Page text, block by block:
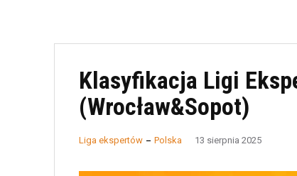
Klasyfikacja Ligi
(Wrocław&Sopot)
Liga ekspertów Polska 13 sierpnia 2025